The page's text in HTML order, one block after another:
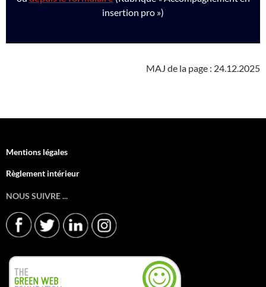
insertion pro »)
MAJ de la page : 24.12.2025
Mentions légales
Règlement intérieur
NOUS SUIVRE ...